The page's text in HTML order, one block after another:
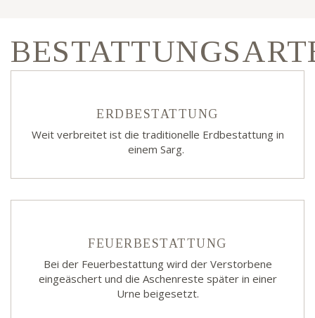
ERDBESTATTUNG
Weit verbreitet ist die traditionelle Erdbestattung in
einem Sarg.
FEUERBESTATTUNG
Bei der Feuerbestattung wird der Verstorbene
eingeäschert und die Aschenreste später in einer
Urne beigesetzt.